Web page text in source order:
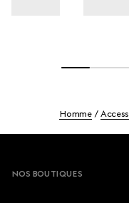
Homme
NOS BOUTIQUES